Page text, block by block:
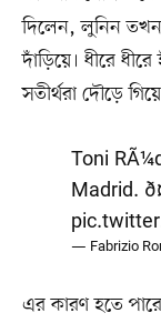
দিলেন, লুনিন তখন
দাঁড়িয়ে। ধীরে
সতীর্থরা দৌড়ে
Toni
Madrid.
— Fabrizio
এর কারণ হতে